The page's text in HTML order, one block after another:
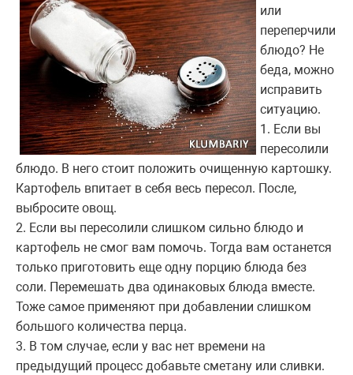
или
переперчили
блюдо? Не
беда, можно
исправить
ситуацию.
1. Если вы
пересолили
блюдо. В него стоит положить очищенную картошку.
Картофель впитает в себя весь пересол. После,
выбросите овощ.
2. Если вы пересолили слишком сильно блюдо и
картофель не смог вам помочь. Тогда вам останется
только приготовить еще одну порцию блюда без
соли. Перемешать два одинаковых блюда вместе.
Тоже самое применяют при добавлении слишком
большого количества перца.
3. В том случае, если у вас нет времени на
предыдущий процесс добавьте сметану или сливки.